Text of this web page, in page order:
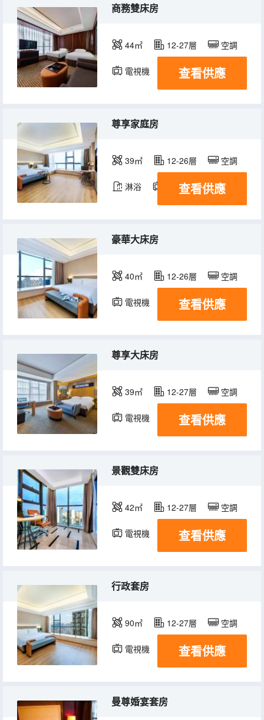
商務雙床房
44㎡ 12-27層 空調
電視機 查看供應
尊享家庭房
39㎡ 12-26層 空調
淋浴 電視機
查看供應
豪華大床房
40㎡ 12-26層 空調
電視機 查看供應
尊享大床房
39㎡ 12-27層 空調
電視機 查看供應
景觀雙床房
42㎡ 12-27層 空調
電視機 查看供應
行政套房
90㎡ 12-27層 空調
電視機 查看供應
曼尊婚宴套房